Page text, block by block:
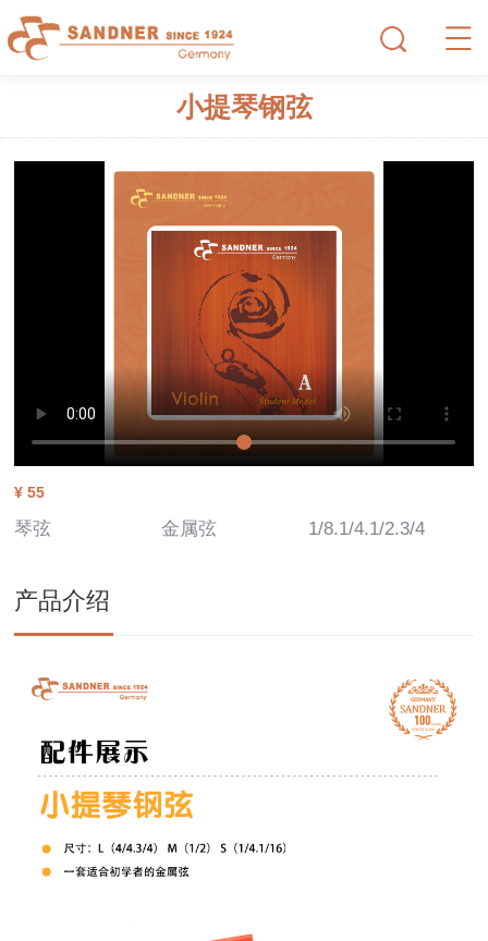
小提琴钢弦
¥ 55
琴弦 金属弦 1/8.1/4.1/2.3/4
产品介绍